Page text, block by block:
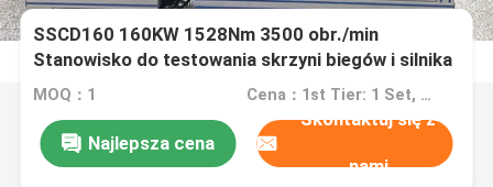
SSCD160 160KW 1528Nm 3500 obr./min
Stanowisko do testowania skrzyni biegów i silnika
Diesla
MOQ：1 Cena：1st Tier: 1 Set, Unit Price USD 3.00 2nd Tier: 2-5 Sets, Unit Price USD 2.00 3rd Tier: Over 5 Sets, Unit Price USD 1.00
Najlepsza cena
Skontaktuj się z
nami